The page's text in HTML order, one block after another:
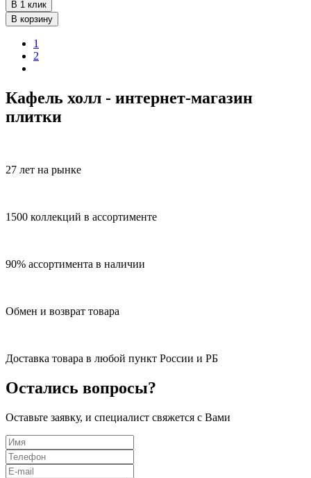
В 1 клик
В корзину
1
2
Кафель холл - интернет-магазин
плитки
27 лет на рынке
1500 коллекций в ассортименте
90% ассортимента в наличии
Обмен и возврат товара
Доставка товара в любой пункт России и РБ
Остались вопросы?
Оставьте заявку, и специалист свяжется с Вами